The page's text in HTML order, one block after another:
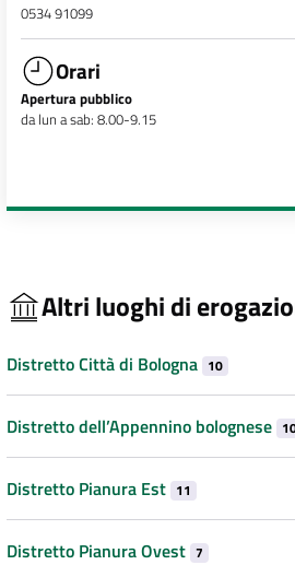
0534 91099
Orari
Apertura pubblico
da lun a sab: 8.00-9.15
Altri luoghi di
Distretto Città di Bologna 10
Distretto dell’Appennino bolognese
Distretto Pianura Est 11
Distretto Pianura Ovest 7